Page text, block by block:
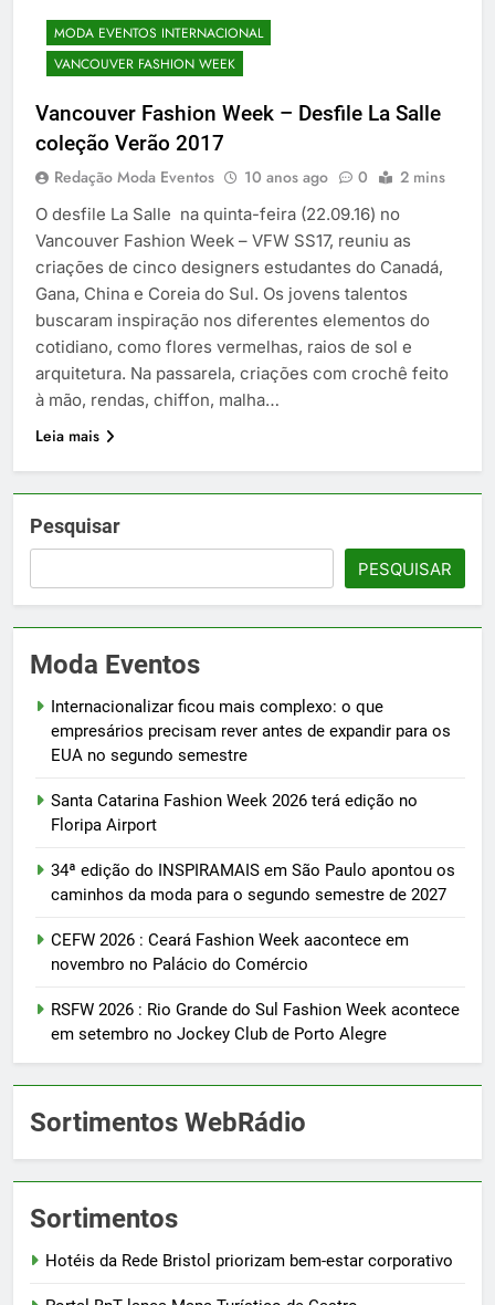
MODA EVENTOS INTERNACIONAL
VANCOUVER FASHION WEEK
Vancouver Fashion Week – Desfile La Salle
coleção Verão 2017
Redação Moda Eventos 10 anos ago 0 2 mins
O desfile La Salle na quinta-feira (22.09.16) no
Vancouver Fashion Week – VFW SS17, reuniu as
criações de cinco designers estudantes do Canadá,
Gana, China e Coreia do Sul. Os jovens talentos
buscaram inspiração nos diferentes elementos do
cotidiano, como flores vermelhas, raios de sol e
arquitetura. Na passarela, criações com crochê feito
à mão, rendas, chiffon, malha…
Leia mais
Pesquisar
PESQUISAR
Moda Eventos
Internacionalizar ficou mais complexo: o que
empresários precisam rever antes de expandir para os
EUA no segundo semestre
Santa Catarina Fashion Week 2026 terá edição no
Floripa Airport
34ª edição do INSPIRAMAIS em São Paulo apontou os
caminhos da moda para o segundo semestre de 2027
CEFW 2026 : Ceará Fashion Week aacontece em
novembro no Palácio do Comércio
RSFW 2026 : Rio Grande do Sul Fashion Week acontece
em setembro no Jockey Club de Porto Alegre
Sortimentos WebRádio
Sortimentos
Hotéis da Rede Bristol priorizam bem-estar corporativo